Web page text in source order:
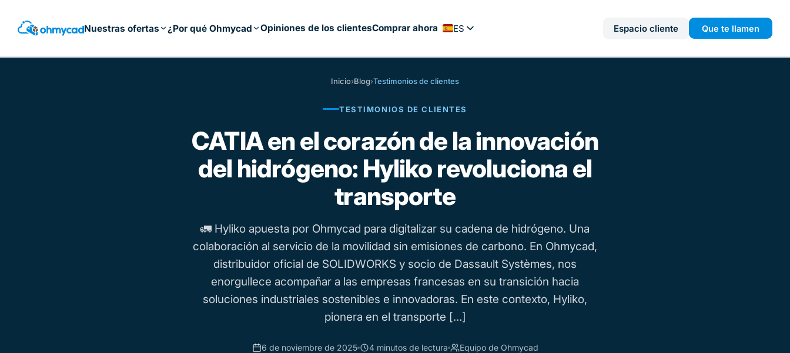
principal
Nuestras ofertas ¿Por qué Ohmycad Opiniones de los clientesComprar ahora ES
NL
DE
Espacio cliente Que te llamen
Inicio›Blog›Testimonios de clientes
TESTIMONIOS DE CLIENTES
CATIA en el corazón de la innovación
del hidrógeno: Hyliko revoluciona el
transporte
🚛 Hyliko apuesta por Ohmycad para digitalizar su cadena de hidrógeno. Una
colaboración al servicio de la movilidad sin emisiones de carbono. En Ohmycad,
distribuidor oficial de SOLIDWORKS y socio de Dassault Systèmes, nos
enorgullece acompañar a las empresas francesas en su transición hacia
soluciones industriales sostenibles e innovadoras. En este contexto, Hyliko,
pionera en el transporte […]
6 de noviembre de 2025 4 minutos de lectura Equipo de Ohmycad